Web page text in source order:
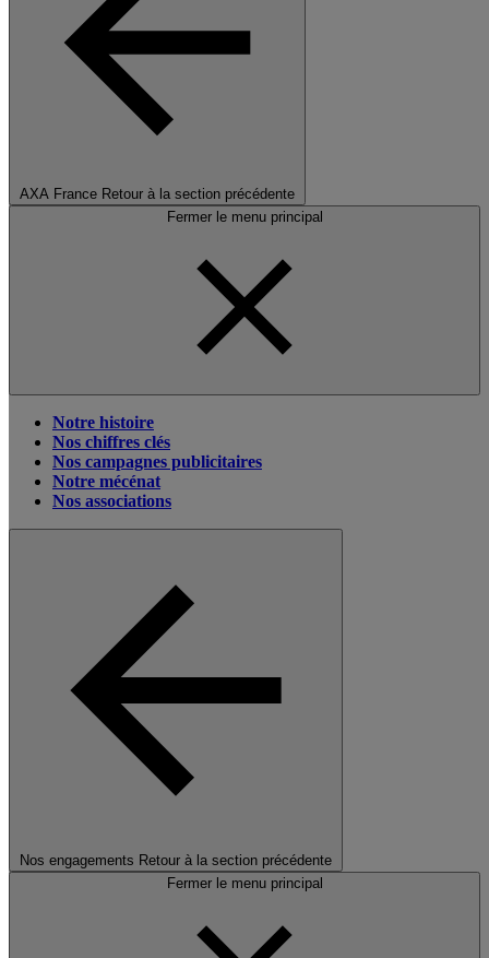
AXA France Retour à la section précédente
Fermer le menu principal
Notre histoire
Nos chiffres clés
Nos campagnes publicitaires
Notre mécénat
Nos associations
Nos engagements Retour à la section précédente
Fermer le menu principal